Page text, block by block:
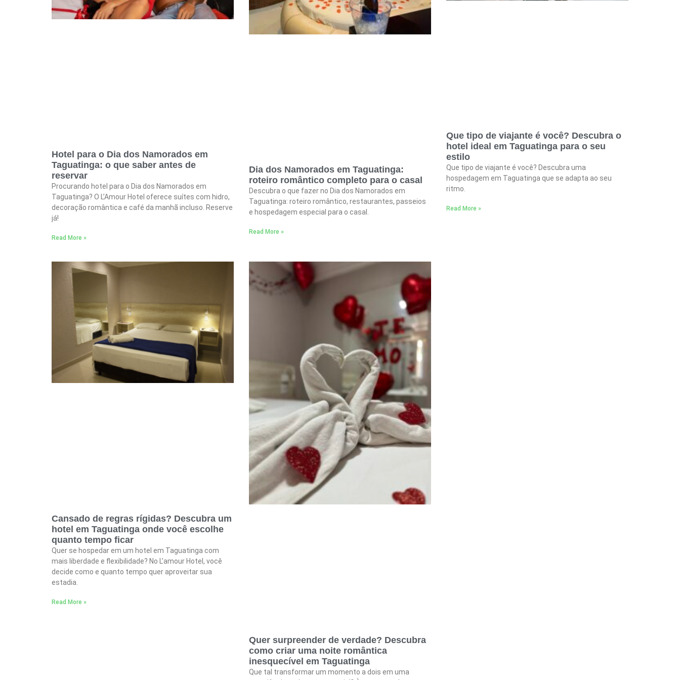
Hotel para o Dia dos Namorados em
Taguatinga: o que saber antes de
reservar
Procurando hotel para o Dia dos Namorados em
Taguatinga? O L’Amour Hotel oferece suítes com hidro,
decoração romântica e café da manhã incluso. Reserve
já!
Read More »
Dia dos Namorados em Taguatinga:
roteiro romântico completo para o casal
Descubra o que fazer no Dia dos Namorados em
Taguatinga: roteiro romântico, restaurantes, passeios
e hospedagem especial para o casal.
Read More »
Que tipo de viajante é você? Descubra o
hotel ideal em Taguatinga para o seu
estilo
Que tipo de viajante é você? Descubra uma
hospedagem em Taguatinga que se adapta ao seu
ritmo.
Read More »
Cansado de regras rígidas? Descubra um
hotel em Taguatinga onde você escolhe
quanto tempo ficar
Quer se hospedar em um hotel em Taguatinga com
mais liberdade e flexibilidade? No L’amour Hotel, você
decide como e quanto tempo quer aproveitar sua
estadia.
Read More »
Quer surpreender de verdade? Descubra
como criar uma noite romântica
inesquecível em Taguatinga
Que tal transformar um momento a dois em uma